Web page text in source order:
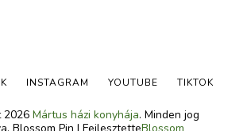
2026 Mártus házi konyhája. Minden jog
INSTAGRAM YOUTUBE TIKTOK